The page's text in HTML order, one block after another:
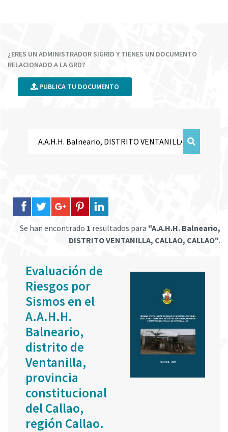
¿ERES UN ADMINISTRADOR SIGRID Y TIENES UN DOCUMENTO
RELACIONADO A LA GRD?
PUBLICA TU DOCUMENTO
Se han encontrado 1 resultados para "A.A.H.H. Balneario,
DISTRITO VENTANILLA, CALLAO, CALLAO".
Evaluación de
Riesgos por
Sismos en el
A.A.H.H.
Balneario,
distrito de
Ventanilla,
provincia
constitucional
del Callao,
región Callao.